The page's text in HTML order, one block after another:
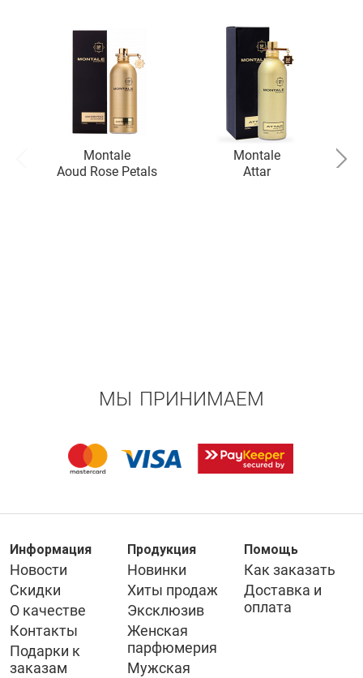
Montale
Aoud Rose Petals
Montale
Attar
МЫ ПРИНИМАЕМ
Информация
Новости
Скидки
О качестве
Контакты
Подарки к
заказам
Продукция
Новинки
Хиты продаж
Эксклюзив
Женская
парфюмерия
Мужская
Помощь
Как заказать
Доставка и
оплата